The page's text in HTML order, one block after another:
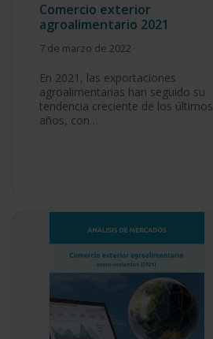
Comercio exterior
agroalimentario 2021
7 de marzo de 2022
En 2021, las exportaciones
agroalimentarias han seguido su
tendencia creciente de los últimos
años, con…